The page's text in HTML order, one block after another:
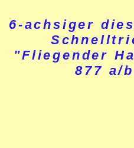
6-achsiger
"Fliegender
877 a/